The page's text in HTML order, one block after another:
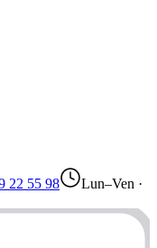
22 55 98
Lun–Ven ·